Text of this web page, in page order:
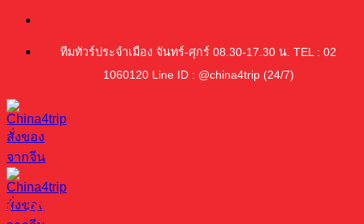
ข้าม
ทีมทัวร์ประจำเมือง จันทร์-ศุกร์ 08.30-17.30 น. TEL : 02
1060120 Line ID : @china4trip (24/7)
Category Archives: